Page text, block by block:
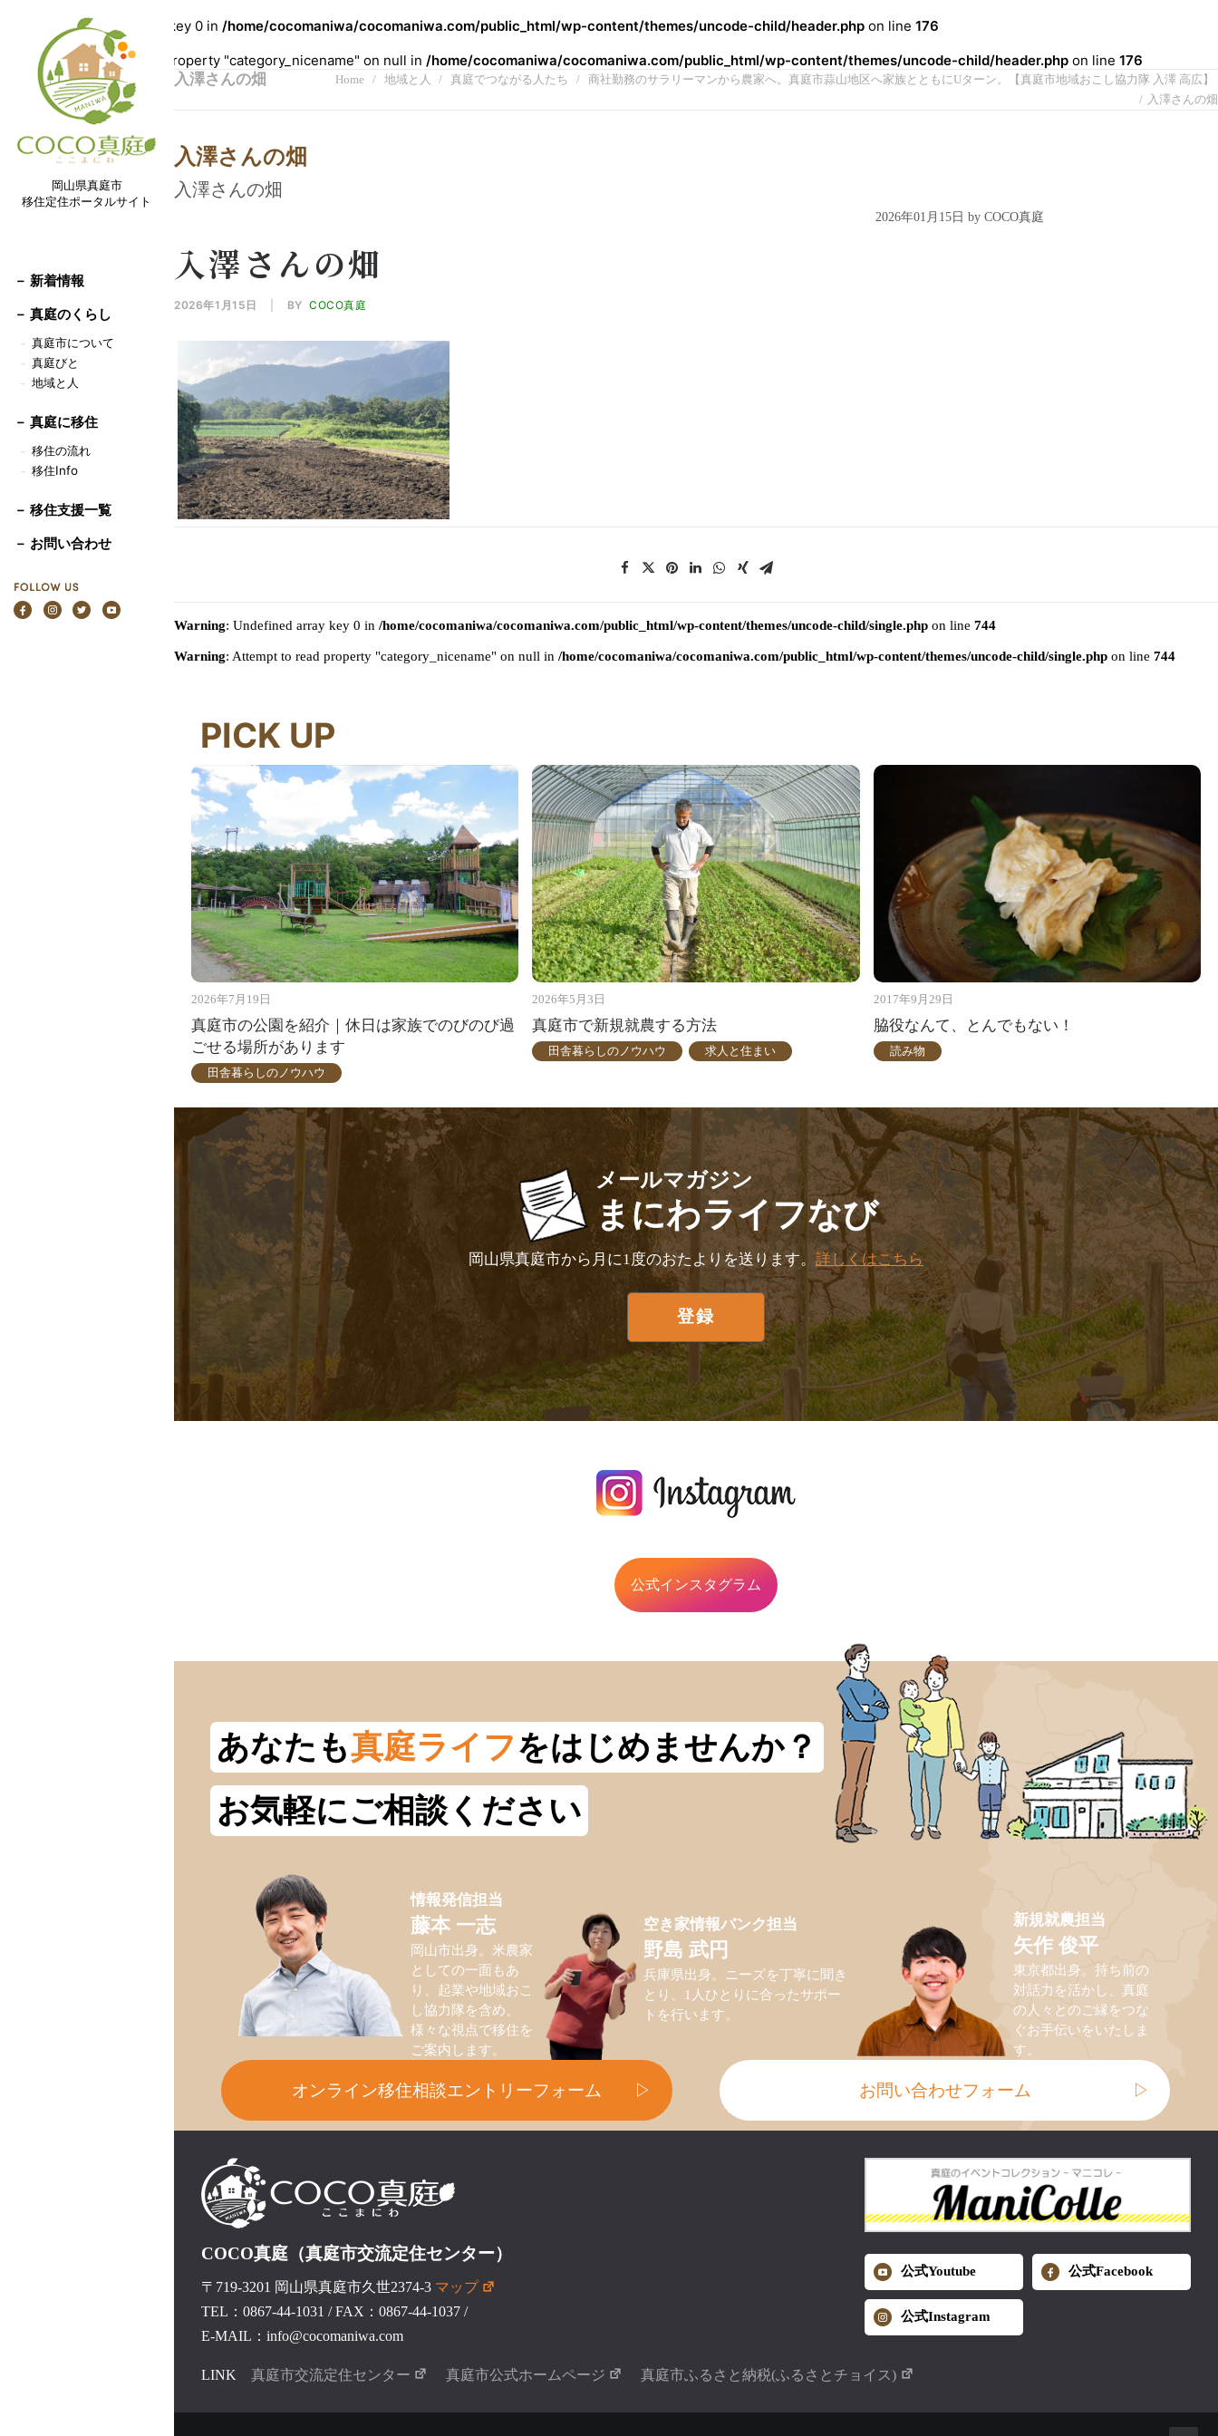
: Undefined array key 0 in /home/cocomaniwa/cocomaniwa.com/public_html/wp-content/themes/uncode-child/header.php on line 176
Warning : Attempt to read property "category_nicename" on null in /home/cocomaniwa/cocomaniwa.com/public_html/wp-content/themes/uncode-child/header.php on line 176
岡山県真庭市
移住定住ポータルサイト
－ 新着情報
－ 真庭のくらし
－ 真庭市について
－ 真庭びと
－ 地域と人
－ 真庭に移住
－ 移住の流れ
－ 移住Info
－ 移住支援一覧
－ お問い合わせ
入澤さんの畑 Home 地域と人 真庭でつながる人たち
商社勤務のサラリーマンから農家へ。真庭市蒜山地区へ家族とともにUターン。【真庭市地域おこし協力隊 入澤 高広】
入澤さんの畑
入澤さんの畑
入澤さんの畑
2026年01月15日 by COCO真庭
入澤さんの畑
2026年1月15日 BY COCO真庭
Warning: Undefined array key 0 in /home/cocomaniwa/cocomaniwa.com/public_html/wp-content/themes/uncode-child/single.phpon line 744
Warning: Attempt to read property "category_nicename" on null in /home/cocomaniwa/cocomaniwa.com/public_html/wp-content/themes/uncode-child/single.phpon line 744
PICK UP
2026年7月19日
真庭市の公園を紹介｜休日は家族でのびのび過
ごせる場所があります
田舎暮らしのノウハウ
2026年5月3日
真庭市で新規就農する方法
田舎暮らしのノウハウ 求人と住まい
2017年9月29日
脇役なんて、とんでもない！
読み物
メールマガジン
まにわライフなび
岡山県真庭市から月に1度のおたよりを送ります。 詳しくはこちら
公式インスタグラム
あなたも真庭ライフをはじめませんか？
お気軽にご相談ください
情報発信担当
藤本 一志
岡山市出身。米農家
としての一面もあ
り、起業や地域おこ
し協力隊を含め、
様々な視点で移住を
ご案内します。
空き家情報バンク担当
野島 武円
兵庫県出身。ニーズを丁寧に聞き
とり、1人ひとりに合ったサポー
トを行います。
新規就農担当
矢作 俊平
東京都出身。持ち前の
対話力を活かし、真庭
の人々とのご縁をつな
ぐお手伝いをいたしま
す。
オンライン移住相談エントリーフォーム ▷ お問い合わせフォーム ▷
COCO真庭（真庭市交流定住センター）
〒719-3201 岡山県真庭市久世2374-3 マップ
TEL：0867-44-1031 /FAX：0867-44-1037/
E-MAIL：info@cocomaniwa.com
公式Youtube 公式Facebook
公式Instagram
LINK 真庭市交流定住センター 真庭市公式ホームページ 真庭市ふるさと納税(ふるさとチョイス)